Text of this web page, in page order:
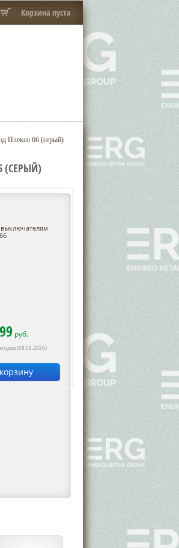
Корзина пуста
Плексо 66 (серый)
(СЕРЫЙ)
руб.
(08.08.2026)